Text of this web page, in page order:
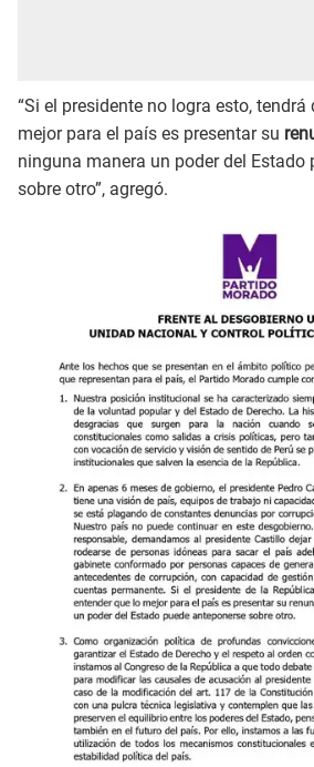
“Si el presidente no logra esto, tendrá
mejor para el país es presentar su
ninguna manera un poder del Estado
sobre otro”, agregó.